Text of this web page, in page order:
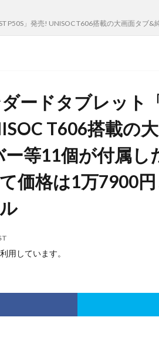
P50S」発売! UNISOC T606搭載の大画面タ
ードタブレット
T606搭載の
等11個が付属し
価格は1万7900
用しています。